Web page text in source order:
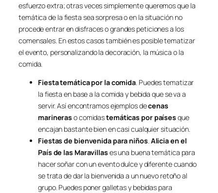
esfuerzo extra; otras veces simplemente queremos que la
temática de la fiesta sea sorpresa o en la situación no
procede entrar en disfraces o grandes peticiones a los
comensales. En estos casos también es posible tematizar
el evento, personalizando la decoración, la música o la
comida.
Fiesta temática por la comida. Puedes tematizar
la fiesta en base a la comida y bebida que se va a
servir. Así encontramos ejemplos decenas
marineraso comidastemáticas por paísesque
encajan bastante bien en casi cualquier situación.
Fiestas de bienvenida para niños.Alicia en el
País de las Maravillases una buena temática para
hacer soñar con un evento dulce y diferente cuando
se trata de dar la bienvenida a un nuevo retoño al
grupo. Puedes poner galletas y bebidas para